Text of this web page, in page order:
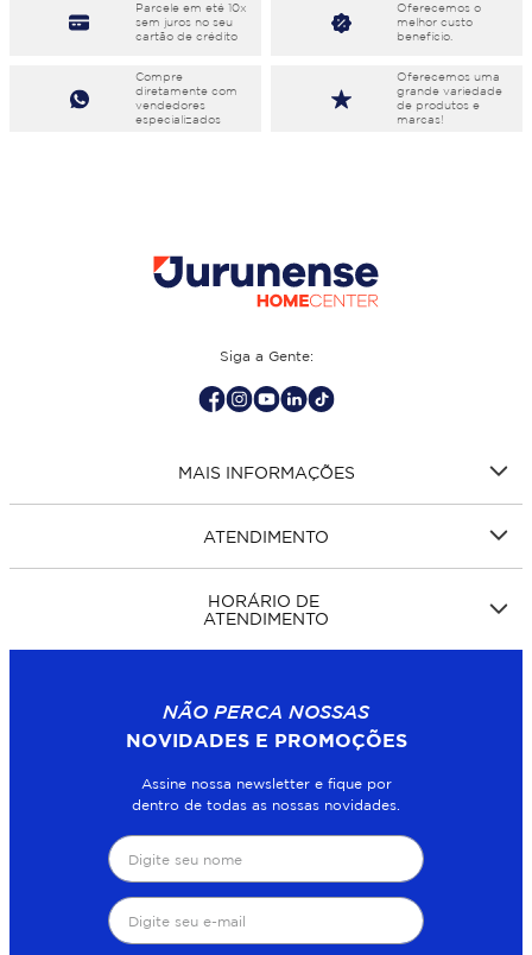
Parcele em eté 10x
sem juros no seu
cartão de crédito
Oferecemos o
melhor custo
benefício.
Compre
diretamente com
vendedores
especializados
Oferecemos uma
grande variedade
de produtos e
marcas!
Siga a Gente:
MAIS INFORMAÇÕES
ATENDIMENTO
HORÁRIO DE
ATENDIMENTO
NÃO PERCA NOSSAS
NOVIDADES E PROMOÇÕES
Assine nossa newsletter e fique por
dentro de todas as nossas novidades.